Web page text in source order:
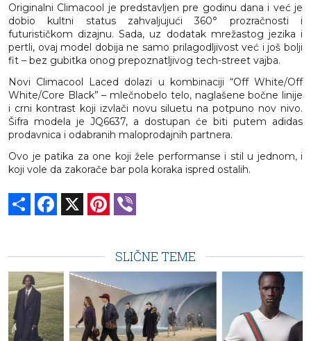
Originalni Climacool je predstavljen pre godinu dana i već je
dobio kultni status zahvaljujući 360° prozračnosti i
futurističkom dizajnu. Sada, uz dodatak mrežastog jezika i
pertli, ovaj model dobija ne samo prilagodljivost već i još bolji
fit – bez gubitka onog prepoznatljivog tech-street vajba.
Novi Climacool Laced dolazi u kombinaciji “Off White/Off
White/Core Black” – mlečnobelo telo, naglašene bočne linije
i crni kontrast koji izvlači novu siluetu na potpuno nov nivo.
Šifra modela je JQ6637, a dostupan će biti putem adidas
prodavnica i odabranih maloprodajnih partnera.
Ovo je patika za one koji žele performanse i stil u jednom, i
koji vole da zakorače bar pola koraka ispred ostalih.
Share Facebook Pinterest
SLIČNE TEME